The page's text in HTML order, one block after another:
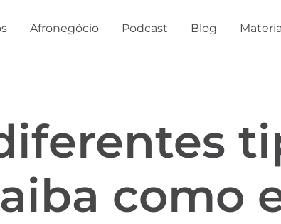
Afronegócio Podcast Blog
como